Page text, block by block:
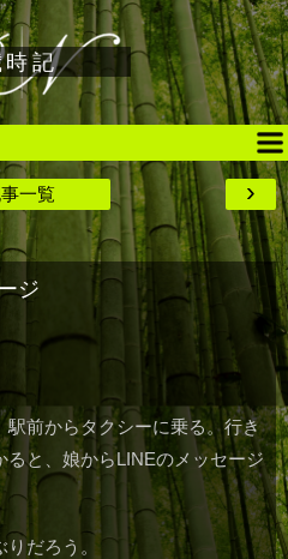
時記
›
一覧
ジ
駅前からタクシーに乗る。行き
ると、娘からLINEのメッセージ
だろう。